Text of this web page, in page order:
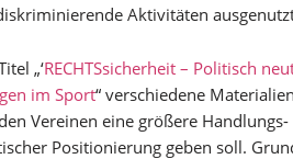
Aktivitäten
„‘RECHTSsicherheit – Politisch
im Sport“ verschiedene
Vereinen eine größere
Positionierung geben soll.